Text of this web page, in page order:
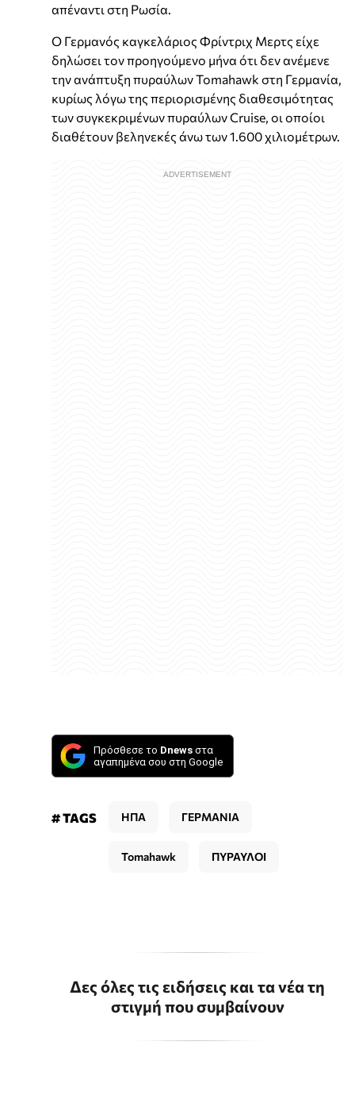
απέναντι στη Ρωσία.
Ο Γερμανός καγκελάριος Φρίντριχ Μερτς είχε
δηλώσει τον προηγούμενο μήνα ότι δεν ανέμενε
την ανάπτυξη πυραύλων Tomahawk στη Γερμανία,
κυρίως λόγω της περιορισμένης διαθεσιμότητας
των συγκεκριμένων πυραύλων Cruise, οι οποίοι
διαθέτουν βεληνεκές άνω των 1.600 χιλιομέτρων.
Πρόσθεσε το Dnews στα
αγαπημένα σου στη Google
# TAGS ΗΠΑ ΓΕΡΜΑΝΙΑ
Tomahawk ΠΥΡΑΥΛΟΙ
Δες όλες τις ειδήσεις και τα νέα τη
στιγμή που συμβαίνουν